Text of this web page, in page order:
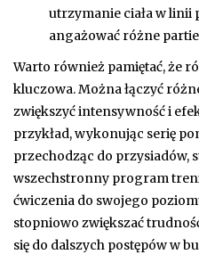
utrzymanie ciała w linii
angażować różne
Warto również pamiętać, że
kluczowa. Można łączyć
zwiększyć intensywność i
przykład, wykonując serię
przechodząc do przysiadów,
wszechstronny program
ćwiczenia do swojego
stopniowo zwiększać
się do dalszych postępów w